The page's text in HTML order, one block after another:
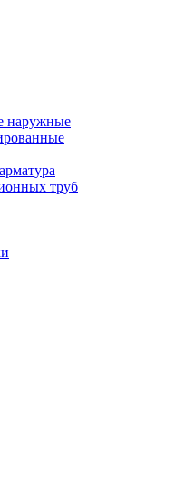
наружные
труб